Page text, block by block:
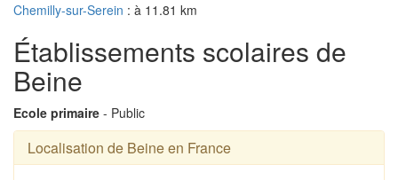
Chemilly-sur-Serein : à 11.81 km
Établissements scolaires de
Beine
Ecole primaire - Public
Localisation de Beine en France